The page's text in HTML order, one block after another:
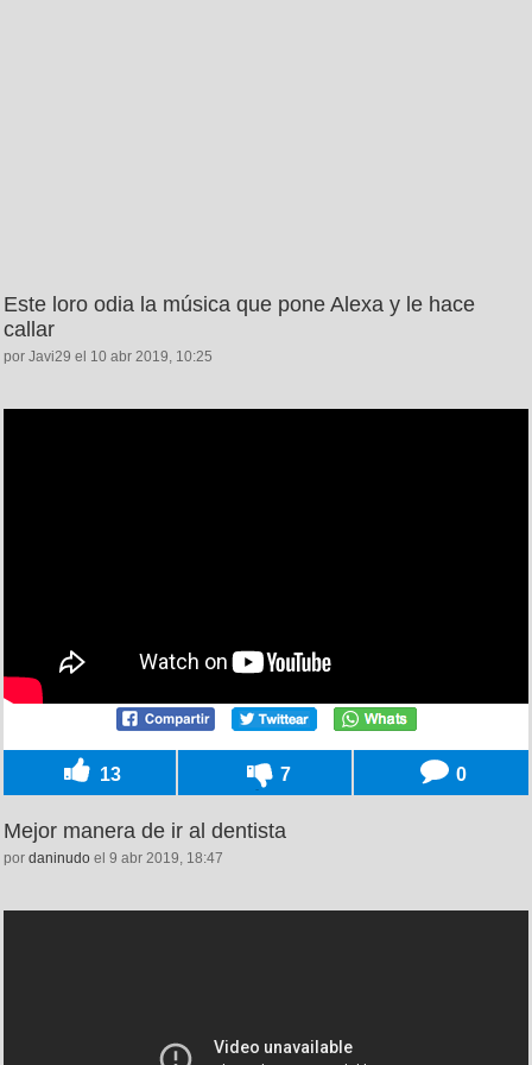
Este loro odia la música que pone Alexa y le hace
callar
por Javi29 el 10 abr 2019, 10:25
13 7 0
Mejor manera de ir al dentista
por daninudo el 9 abr 2019, 18:47